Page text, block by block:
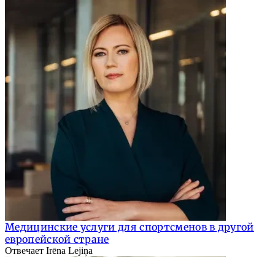
Медицинские услуги для спортсменов в другой
европейской стране
Отвечает Irēna Lejiņa